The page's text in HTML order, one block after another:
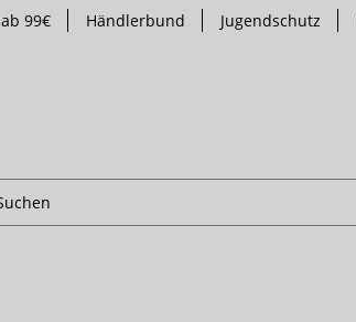
99€ Händlerbund Jugendschutz